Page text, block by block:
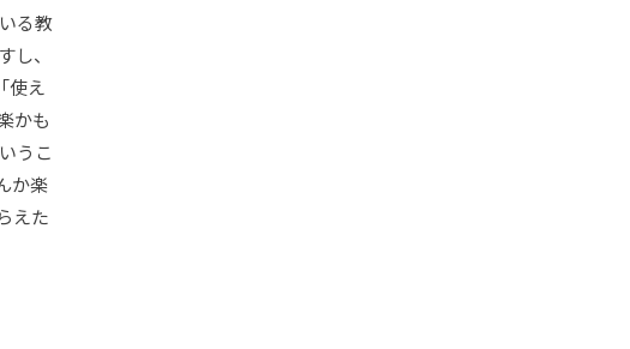
る教
、
使え
かも
うこ
か楽
えた